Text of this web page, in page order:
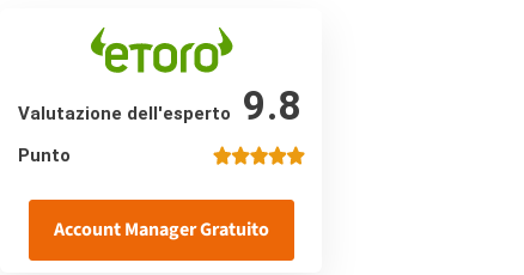
Valutazione dell'esperto 9.8
Punto
Account Manager Gratuito